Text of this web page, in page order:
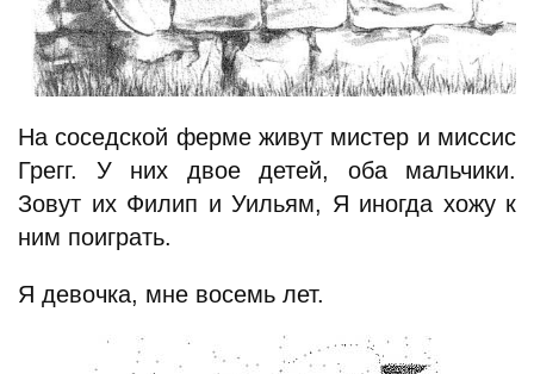
На соседской ферме живут мистер и миссис
Грегг. У них двое детей, оба мальчики.
Зовут их Филип и Уильям, Я иногда хожу к
ним поиграть.
Я девочка, мне восемь лет.